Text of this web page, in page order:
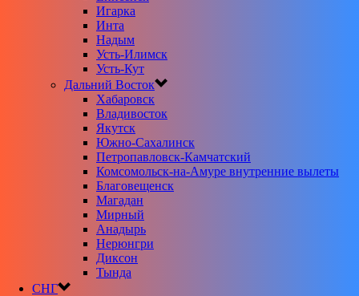
Игарка
Инта
Надым
Усть-Илимск
Усть-Кут
Дальний Восток
Хабаровск
Владивосток
Якутск
Южно-Сахалинск
Петропавловск-Камчатский
Комсомольск-на-Амуре внутренние вылеты
Благовещенск
Магадан
Мирный
Анадырь
Нерюнгри
Диксон
Тында
СНГ